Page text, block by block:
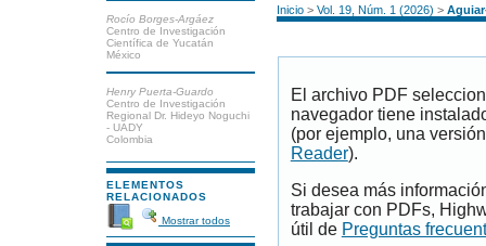
Rocío Borges-Argáez
Centro de Investigación
Científica de Yucatán
México
Henry Puerta-Guardo
Centro de Investigación
Regional Dr. Hideyo Noguchi
- UADY
Colombia
ELEMENTOS
RELACIONADOS
Mostrar todos
Inicio> Vol. 19, Núm. 1 (2026) >
El archivo PDF
navegador tiene
(por ejemplo, una
Reader).
Si desea más
trabajar con PDFs,
útil de Preguntas